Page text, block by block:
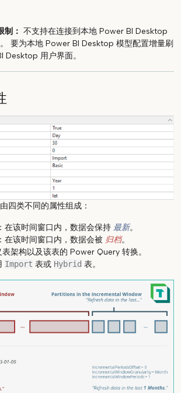
制： 不支持在连接到本地 Power BI Desktop
要为本地 Power BI Desktop 模型配置增量刷
Desktop 用户界面。
四类不同的属性组成：
：在该时间窗口内，数据会保持 最新。
：在该时间窗口内，数据会被 归档。
表架构以及该表的 Power Query 转换。
Import 表或 Hybrid 表。